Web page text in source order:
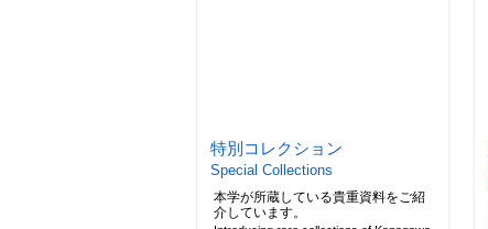
特別コレクション
Special Collections
本学が所蔵している貴重資料をご紹
介しています。